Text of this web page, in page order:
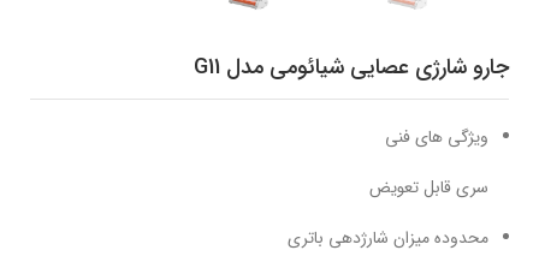
جارو شارژی عصایی شیائومی مدل G11
ویژگی های فنی
سری قابل تعویض
محدوده میزان شارژدهی باتری